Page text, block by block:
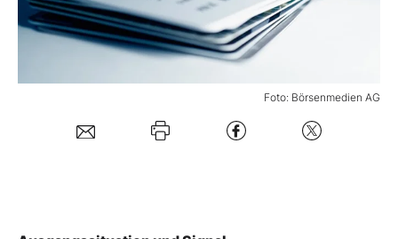
Mein B:O
Folgen Sie uns
Foto: Börsenmedien AG